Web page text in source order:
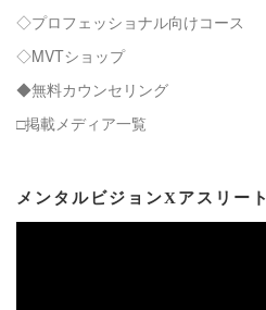
◇プロフェッショナル向けコース
◇MVTショップ
◆無料カウンセリング
□掲載メディア一覧
メンタルビジョンXアスリート